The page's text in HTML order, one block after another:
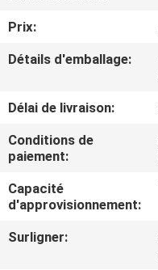
DE
L'USINE
CONTRÔLE
DE
LA
QUALITÉ
NOUS
Prix:
Détails d'emballage:
Délai de livraison:
Conditions de
paiement:
Capacité
d'approvisionnement:
Surligner: